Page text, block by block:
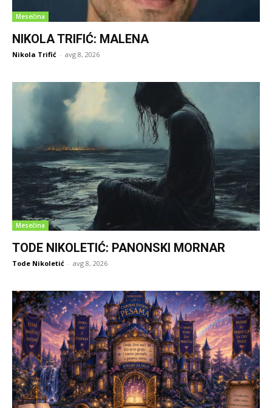
Mesečina
NIKOLA TRIFIĆ: MALENA
Nikola Trifić - avg 8, 2026
Mesečina
TODE NIKOLETIĆ: PANONSKI MORNAR
Tode Nikoletić - avg 8, 2026